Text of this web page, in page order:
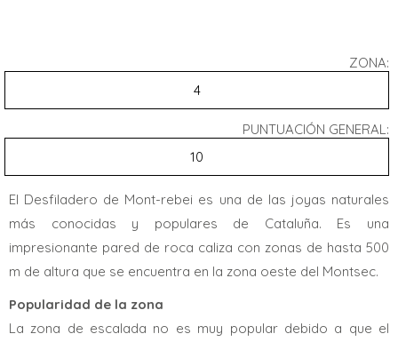
ZONA:
4
PUNTUACIÓN GENERAL:
10
El Desfiladero de Mont-rebei es una de las joyas naturales
más conocidas y populares de Cataluña. Es una
impresionante pared de roca caliza con zonas de hasta 500
m de altura que se encuentra en la zona oeste del Montsec.
Popularidad de la zona
La zona de escalada no es muy popular debido a que el